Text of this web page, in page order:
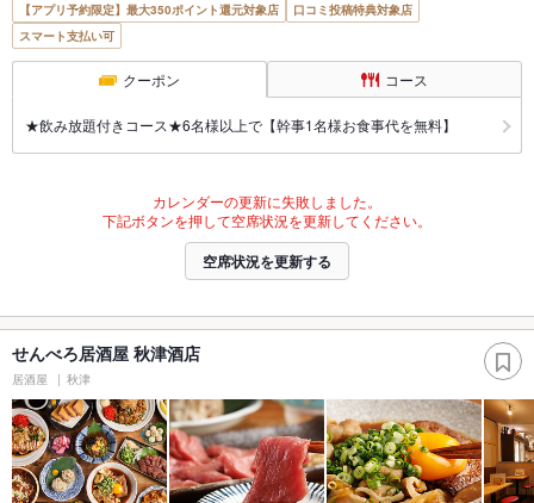
【アプリ予約限定】最大350ポイント還元対象店
口コミ投稿特典対象店
スマート支払い可
クーポン コース
★飲み放題付きコース★6名様以上で【幹事1名様お食事代を無料】
カレンダーの更新に失敗しました。
下記ボタンを押して空席状況を更新してください。
空席状況を更新する
せんべろ居酒屋 秋津酒店
居酒屋 秋津